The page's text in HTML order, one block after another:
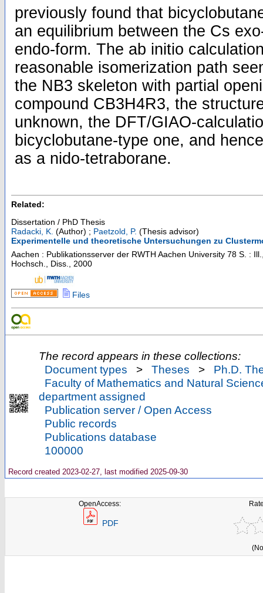
previously found that
an equilibrium between the Cs
endo-form. The ab initio
reasonable isomerization path
the NB3 skeleton with partial
compound CB3H4R3, the
unknown, the DFT/GIAO-
bicyclobutane-type one, and
as a nido-tetraborane.
Related:
Dissertation / PhD Thesis
Radacki, K. (Author) ; Paetzold, P. (Thesis advisor)
Experimentelle und theoretische Untersuchungen zu
Aachen : Publikationsserver der RWTH Aachen University 78 S. :
Hochsch., Diss., 2000
Files
The record appears in these collections:
Document types
> Theses >
Ph.D.
Faculty of Mathematics and Natural
department assigned
Publication server / Open Access
Public records
Publications database
100000
Record created 2023-02-27, last modified 2025-09-30
OpenAccess:
PDF